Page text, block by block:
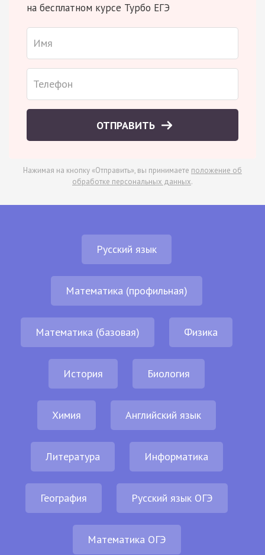
на бесплатном курсе Турбо ЕГЭ
ОТПРАВИТЬ
Нажимая на кнопку «Отправить», вы принимаете положение об
обработке персональных данных.
Русский язык
Математика (профильная)
Математика (базовая) Физика
История Биология
Химия Английский язык
Литература Информатика
География Русский язык ОГЭ
Математика ОГЭ